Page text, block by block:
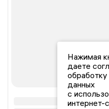
Нажимая
даете
данных
с
интернет-